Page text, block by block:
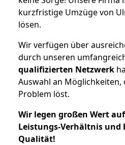
kurzfristige Umzüge von
lösen.
Wir verfügen über
durch unseren
qualifizierten Netzwerk
Auswahl an Möglichkeiten,
Problem löst.
Wir legen großen Wert
Leistungs-Verhältnis und
Qualität!